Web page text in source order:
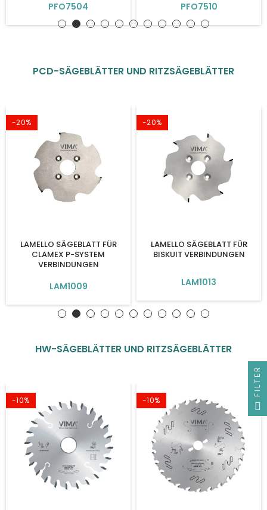
PFO7504 PFO7510
PCD-SÄGEBLÄTTER UND RITZSÄGEBLÄTTER
-20%
LAMELLO SÄGEBLATT FÜR
CLAMEX P-SYSTEM
VERBINDUNGEN
LAM1009
-20%
LAMELLO SÄGEBLATT FÜR
BISKUIT VERBINDUNGEN
LAM1013
HW-SÄGEBLÄTTER UND RITZSÄGEBLÄTTER
-10% -10%
FILTER